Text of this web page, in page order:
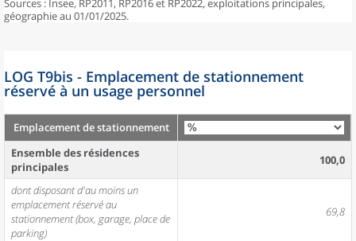
Sources : Insee, RP2011, RP2016 et RP2022, exploitations principales,
géographie au 01/01/2025.
LOG T9bis - Emplacement de stationnement
réservé à un usage personnel
Emplacement de stationnement
Ensemble des résidences
principales
100,0
dont disposant d'au moins un
emplacement réservé au
stationnement (box, garage, place de
parking)
69,8